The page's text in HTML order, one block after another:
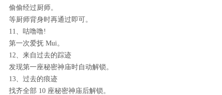
偷偷经过厨师。
等厨师背身时再通过即可。
11、咕噜噜!
第一次爱抚 Mui。
12、来自过去的踪迹
发现第一座秘密神庙时自动解锁。
13、过去的痕迹
找齐全部 10 座秘密神庙后解锁。